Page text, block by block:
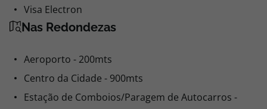
Visa Electron
Nas Redondezas
Aeroporto - 200mts
Centro da Cidade - 900mts
Estação de Comboios/Paragem de Autocarros -